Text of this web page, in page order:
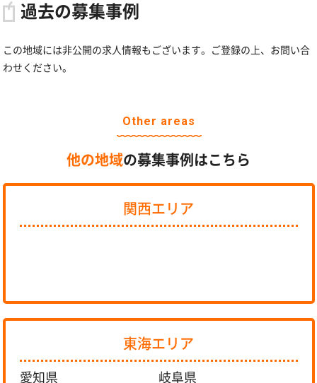
過去の募集事例
この地域には非公開の求人情報もございます。ご登録の上、お問い合
わせください。
Other areas
他の地域の募集事例はこちら
関西エリア
東海エリア
愛知県
岐阜県